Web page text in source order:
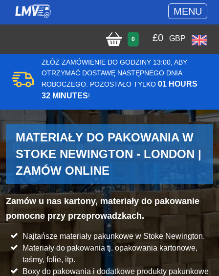
MENU
0 £0 GBP
ZŁÓŻ ZAMÓWIENIE DO GODZINY 13:00, ABY
OTRZYMAĆ DOSTAWĘ NASTĘPNEGO DNIA
ROBOCZEGO. POZOSTAŁO TYLKO 01 HOURS
32 MINUTES!
MATERIAŁY DO PAKOWANIA W
STOKE NEWINGTON - LONDON |
ZAMÓW ONLINE
Zamów u nas kartony, materiały do pakowanie
pomocne przy przeprowadzkach.
Najtańsze materiały pakunkowe w Stoke Newington.
Materiały do pakowania tj. opakowania kartonowe,
taśmy, folie, itp.
Boxy do pakowania i dodatkowe produkty pakunkowe